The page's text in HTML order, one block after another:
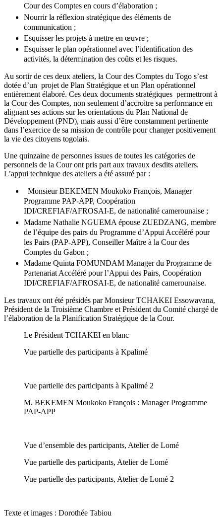
Cour des Comptes en cours d’élaboration ;
Nourrir la réflexion stratégique des éléments de
communication ;
Esquisser les projets à mettre en œuvre ;
Esquisser le plan opérationnel avec l’identification des
activités, la détermination des coûts et les risques.
Au sortir de ces deux ateliers, la Cour des Comptes du Togo s’est
dotée d’un projet de Plan Stratégique et un Plan opérationnel
entièrement élaboré. Ces deux documents stratégiques permettront à
la Cour des Comptes, non seulement d’accroitre sa performance en
alignant ses actions sur les orientations du Plan National de
Développement (PND), mais aussi d’être constamment pertinente
dans l’exercice de sa mission de contrôle pour changer positivement
la vie des citoyens togolais.
Une quinzaine de personnes issues de toutes les catégories de
personnels de la Cour ont pris part aux travaux desdits ateliers.
L’appui technique des ateliers a été assuré par :
Monsieur BEKEMEN Moukoko François, Manager
Programme PAP-APP, Coopération
IDI/CREFIAF/AFROSAI-E, de nationalité camerounaise ;
Madame Nathalie NGUEMA épouse ZUEDZANG, membre
de l’équipe des pairs du Programme d’Appui Accéléré pour
les Pairs (PAP-APP), Conseiller Maître à la Cour des
Comptes du Gabon ;
Madame Quinta FOMUNDAM Manager du Programme de
Partenariat Accéléré pour l’Appui des Pairs, Coopération
IDI/CREFIAF/AFROSAI-E, de nationalité camerounaise.
Les travaux ont été présidés par Monsieur TCHAKEI Essowavana,
Président de la Troisième Chambre et Président du Comité chargé de
l’élaboration de la Planification Stratégique de la Cour.
Le Président TCHAKEI en blanc
Vue partielle des participants à Kpalimé
Vue partielle des participants à Kpalimé 2
M. BEKEMEN Moukoko François : Manager Programme
PAP-APP
Vue d’ensemble des participants, Atelier de Lomé
Vue partielle des participants, Atelier de Lomé
Vue partielle des participants, Atelier de Lomé 2
Texte et images : Dorothée Tabiou